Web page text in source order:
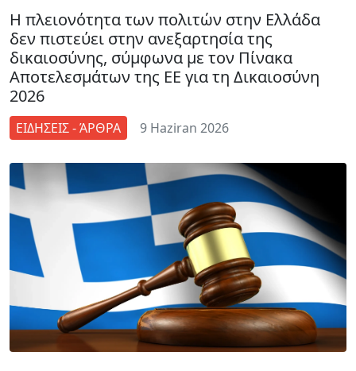
Η πλειονότητα των πολιτών στην Ελλάδα
δεν πιστεύει στην ανεξαρτησία της
δικαιοσύνης, σύμφωνα με τον Πίνακα
Αποτελεσμάτων της ΕΕ για τη Δικαιοσύνη
2026
ΕΙΔΗΣΕΙΣ - ΆΡΘΡΑ 9 Haziran 2026